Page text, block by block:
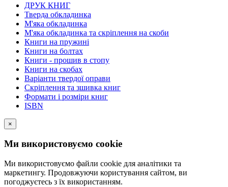
ДРУК КНИГ
Тверда обкладинка
М'яка обкладинка
М'яка обкладинка та скріплення на скоби
Книги на пружині
Книги на болтах
Книги - прошив в стопу
Книги на скобах
Варіанти твердої оправи
Скріплення та зшивка книг
Формати і розміри книг
ISBN
×
Ми використовуємо cookie
Ми використовуємо файли cookie для аналітики та
маркетингу. Продовжуючи користування сайтом, ви
погоджуєтесь з їх використанням.